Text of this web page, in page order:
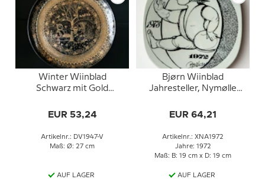
Winter Wiinblad
Schwarz mit Gold
27 cm
EUR 53,24
Artikelnr.: DV1947-V
Maß: Ø: 27 cm
AUF LAGER
Bjørn Wiinblad
Jahresteller, Nymølle
EUR 64,21
Artikelnr.: XNA1972
Jahre: 1972
Maß: B: 19 cm x D: 19 cm
AUF LAGER